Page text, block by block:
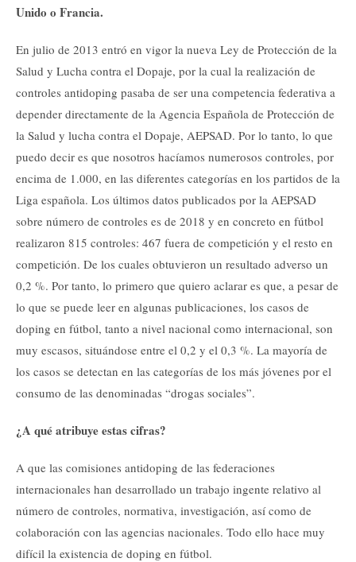
Unido o Francia.
En julio de 2013 entró en vigor la nueva Ley de Protección de la
Salud y Lucha contra el Dopaje, por la cual la realización de
controles antidoping pasaba de ser una competencia federativa a
depender directamente de la Agencia Española de Protección de
la Salud y lucha contra el Dopaje, AEPSAD. Por lo tanto, lo que
puedo decir es que nosotros hacíamos numerosos controles, por
encima de 1.000, en las diferentes categorías en los partidos de la
Liga española. Los últimos datos publicados por la AEPSAD
sobre número de controles es de 2018 y en concreto en fútbol
realizaron 815 controles: 467 fuera de competición y el resto en
competición. De los cuales obtuvieron un resultado adverso un
0,2 %. Por tanto, lo primero que quiero aclarar es que, a pesar de
lo que se puede leer en algunas publicaciones, los casos de
doping en fútbol, tanto a nivel nacional como internacional, son
muy escasos, situándose entre el 0,2 y el 0,3 %. La mayoría de
los casos se detectan en las categorías de los más jóvenes por el
consumo de las denominadas “drogas sociales”.
¿A qué atribuye estas cifras?
A que las comisiones antidoping de las federaciones
internacionales han desarrollado un trabajo ingente relativo al
número de controles, normativa, investigación, así como de
colaboración con las agencias nacionales. Todo ello hace muy
difícil la existencia de doping en fútbol.